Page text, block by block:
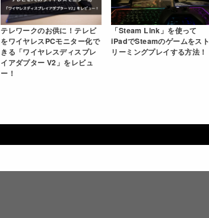
テレワークのお供に！テレビ
をワイヤレスPCモニター化で
きる「ワイヤレスディスプレ
イアダプター V2」をレビュ
ー！
「Steam Link」を使って
iPadでSteamのゲームをスト
リーミングプレイする方法！